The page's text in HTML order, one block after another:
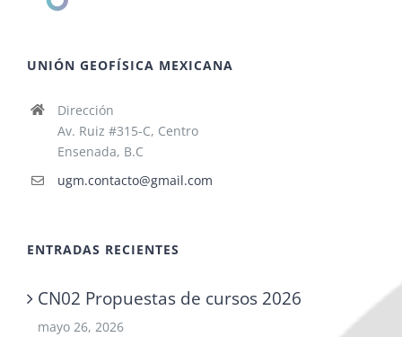
UNIÓN GEOFÍSICA MEXICANA
Dirección
Av. Ruiz #315-C, Centro
Ensenada, B.C
ugm.contacto@gmail.com
ENTRADAS RECIENTES
CN02 Propuestas de cursos 2026
mayo 26, 2026